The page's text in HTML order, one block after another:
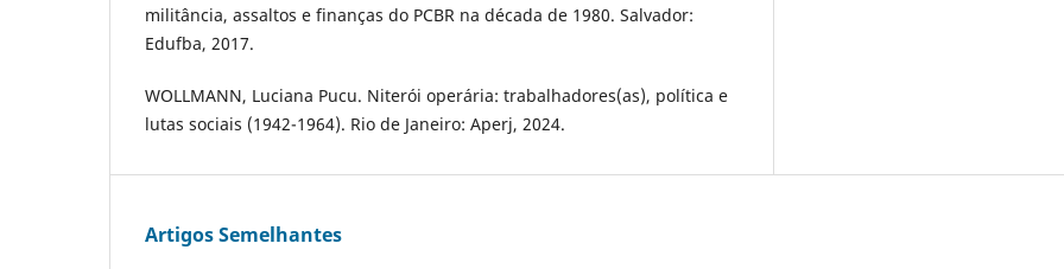
militância, assaltos e finanças do PCBR na década de 1980. Salvador:
Edufba, 2017.
WOLLMANN, Luciana Pucu. Niterói operária: trabalhadores(as), política e
lutas sociais (1942-1964). Rio de Janeiro: Aperj, 2024.
Artigos Semelhantes